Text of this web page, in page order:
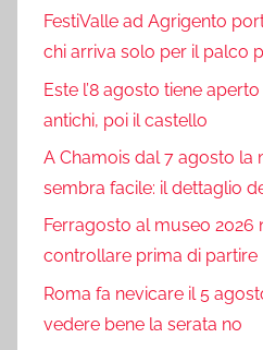
FestiValle ad Agrigento
chi arriva solo per il palco
Este l’8 agosto tiene
antichi, poi il castello
A Chamois dal 7 agosto la
sembra facile: il dettaglio
Ferragosto al museo 2026
controllare prima di partire
Roma fa nevicare il 5
vedere bene la serata no